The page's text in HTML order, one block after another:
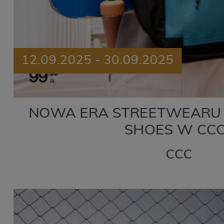
12.09.2025 - 30.09.2025
NOWA ERA STREETWEARU
SHOES W
CCC